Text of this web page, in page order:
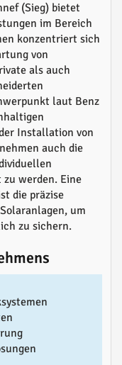
(Sieg) bietet
im Bereich
konzentriert sich
von
als auch
laut Benz
Installation von
auch die
werden. Eine
die präzise
um
zu sichern.